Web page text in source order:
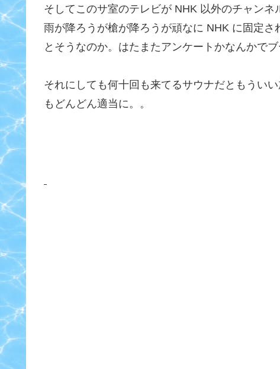
そしてこのサ室のテレビが NHK 以外のチャンネ
雨が降ろうが槍が降ろうが頑なに NHK に固定
とそうなのか。はたまたアンケートかなんかでブ
それにしても何十回も来てるサウナだともうい
もどんどん適当に。。